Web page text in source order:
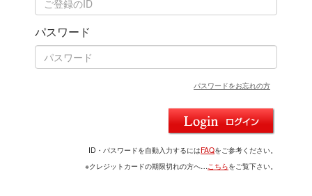
パスワード
パスワードをお忘れの方
ID・パスワードを自動入力するにはFAQをご参考ください。
※クレジットカードの期限切れの方へ…こちらをご覧下さい。